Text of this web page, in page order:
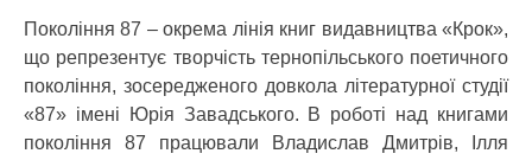
Покоління 87 – окрема лінія книг видавництва «Крок»,
що репрезентує творчість тернопільського поетичного
покоління, зосередженого довкола літературної студії
«87» імені Юрія Завадського. В роботі над книгами
покоління 87 працювали Владислав Дмитрів, Ілля